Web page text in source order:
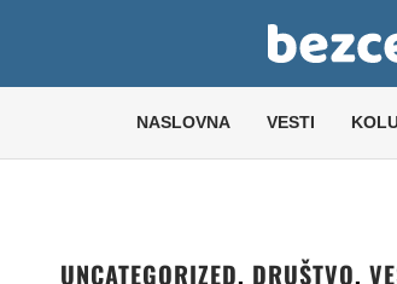
NASLOVNA VESTI
UNCATEGORIZED, DRUŠTVO,